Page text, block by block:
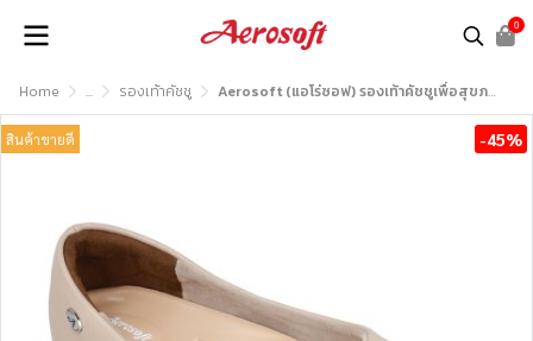
0
Home ... รองเท้าคัชชู Aerosoft (แอโร่ซอฟ) รองเท้าคัชชูเพื่อสุขภาพ รุ่น CW308
สินค้าขายดี -45%